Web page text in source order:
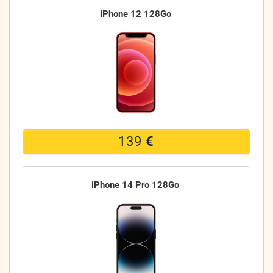
iPhone 12 128Go
139 €
iPhone 14 Pro 128Go